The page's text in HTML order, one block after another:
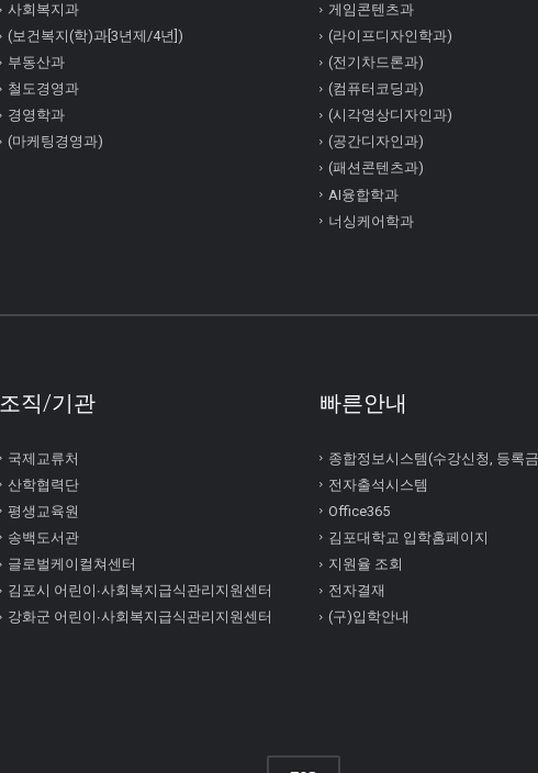
사회복지과
(보건복지(학)과[3년제/4년])
부동산과
철도경영과
경영학과
(마케팅경영과)
게임콘텐츠과
(라이프디자인학과)
(전기차드론과)
(컴퓨터코딩과)
(시각영상디자인과)
(공간디자인과)
(패션콘텐츠과)
AI융합학과
너싱케어학과
조직/기관
국제교류처
산학협력단
평생교육원
송백도서관
글로벌케이컬쳐센터
김포시 어린이∙사회복지급식관리지원센터
강화군 어린이∙사회복지급식관리지원센터
빠른안내
종합정보시스템(수강신청, 등록
전자출석시스템
Office365
김포대학교 입학홈페이지
지원율 조회
전자결재
(구)입학안내